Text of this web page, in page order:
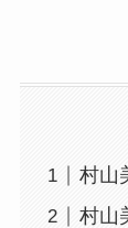
村山
村山